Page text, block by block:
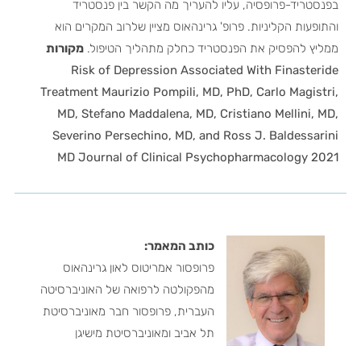
בפנסטריד-פרופסיה, עליו להעריך מה הקשר בין פנסטריד
והתופעות הקליניות. פרופ' גרינהאוס מציין שלרוב המקרים הוא
ממליץ להפסיק את הפנסטריד כחלק מתהליך הטיפול. מקורות
Risk of Depression Associated With Finasteride
Treatment Maurizio Pompili, MD, PhD, Carlo Magistri,
MD, Stefano Maddalena, MD, Cristiano Mellini, MD,
Severino Persechino, MD, and Ross J. Baldessarini
MD Journal of Clinical Psychopharmacology 2021
כותב המאמר:
פרופסור אמריטוס לאון גרינהאוס
מהפקולטה לרפואה של האוניברסיטה
העברית, פרופסור חבר מאוניברסיטת
תל אביב ומאוניברסיטת מישיגן